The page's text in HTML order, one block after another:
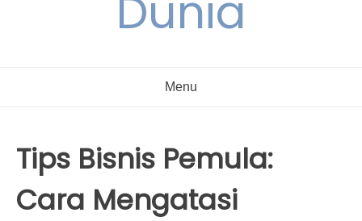
Menu
Tips Bisnis Pemula:
Cara Mengatasi